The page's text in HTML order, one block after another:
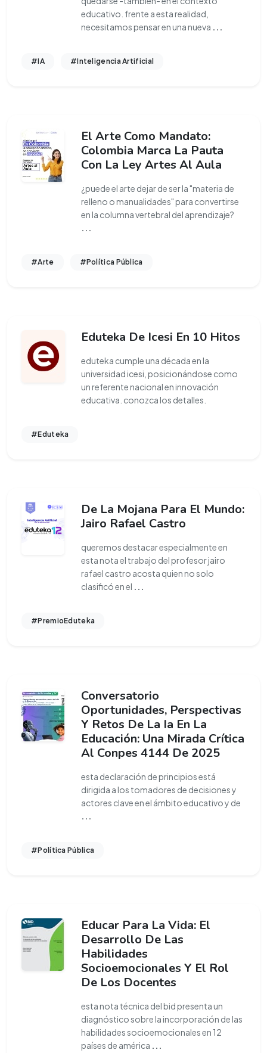
educativo. frente a esta realidad,
necesitamos pensar en una nueva ...
#IA #Inteligencia Artificial
El Arte Como Mandato:
Colombia Marca La Pauta
Con La Ley Artes Al Aula
¿puede el arte dejar de ser la "materia de
relleno o manualidades" para convertirse
en la columna vertebral del aprendizaje?
...
#Arte #Política Pública
Eduteka De Icesi En 10 Hitos
eduteka cumple una década en la
universidad icesi, posicionándose como
un referente nacional en innovación
educativa. conozca los detalles.
#Eduteka
De La Mojana Para El Mundo:
Jairo Rafael Castro
queremos destacar especialmente en
esta nota el trabajo del profesor jairo
rafael castro acosta quien no solo
clasificó en el ...
#PremioEduteka
Conversatorio
Oportunidades, Perspectivas
Y Retos De La Ia En La
Educación: Una Mirada Crítica
Al Conpes 4144 De 2025
esta declaración de principios está
dirigida a los tomadores de decisiones y
actores clave en el ámbito educativo y de
...
#Política Pública
Educar Para La Vida: El
Desarrollo De Las
Habilidades
Socioemocionales Y El Rol
De Los Docentes
esta nota técnica del bid presenta un
diagnóstico sobre la incorporación de las
habilidades socioemocionales en 12
países de américa ...